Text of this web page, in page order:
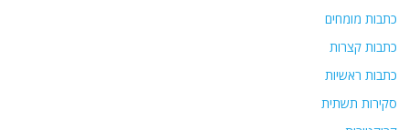
כתבות מומחים
כתבות קצרות
כתבות ראשיות
סקירות תשתית